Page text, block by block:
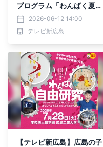
プログラム「わんぱく夏の
自然体験」の参加小学生を
募集
2026-06-12 14:00
テレビ新広島
【テレビ新広島】広島の子